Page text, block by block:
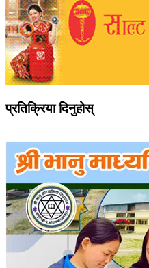
प्रतिक्रिया दिनुहोस्